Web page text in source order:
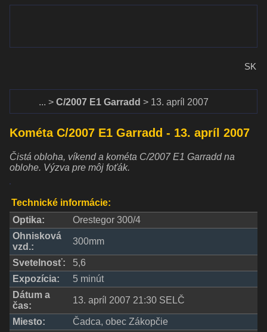
Kométa C/2007 E1 Garradd - 13. apríl 2007
Čistá obloha, víkend a kométa C/2007 E1 Garradd na
oblohe. Výzva pre môj foťák.
Technické informácie:
Optika:
Orestegor 300/4
Ohnisková
vzd.:
300mm
Svetelnosť:
5,6
Expozícia:
5 minút
Dátum a
čas:
13. apríl 2007 21:30 SELČ
Miesto:
Čadca, obec Zákopčie
C/2007 E1 Garradd 13. apríl 2007
SK